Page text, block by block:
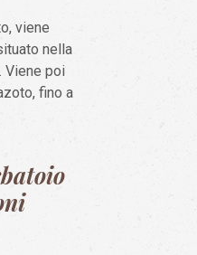
viene
nella
Viene poi
fino a